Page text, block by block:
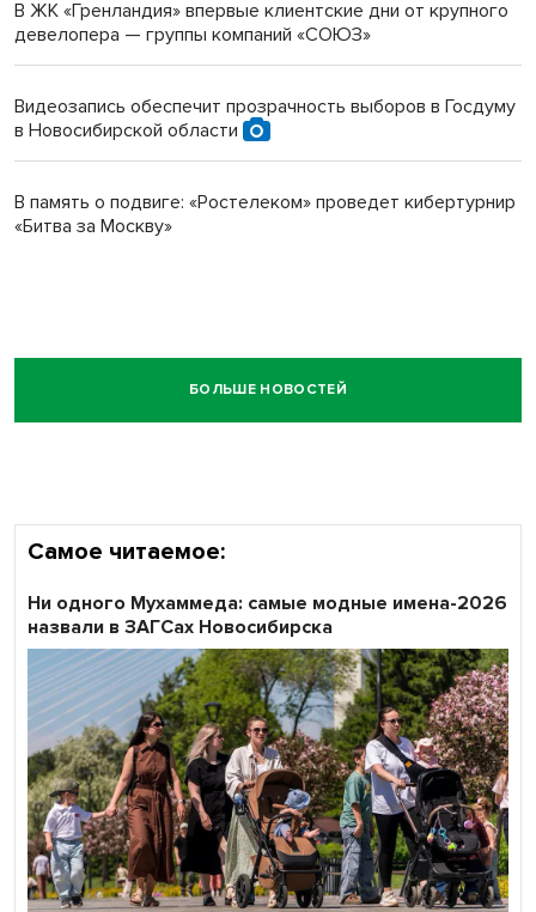
В ЖК «Гренландия» впервые клиентские дни от крупного
девелопера — группы компаний «СОЮЗ»
Видеозапись обеспечит прозрачность выборов в Госдуму
в Новосибирской области
В память о подвиге: «Ростелеком» проведет кибертурнир
«Битва за Москву»
БОЛЬШЕ НОВОСТЕЙ
Самое читаемое:
Ни одного Мухаммеда: самые модные имена-2026
назвали в ЗАГСах Новосибирска